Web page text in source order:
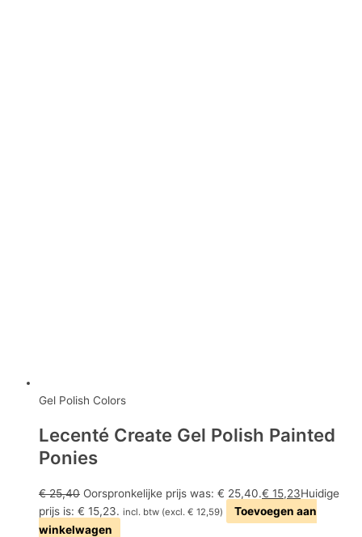
Gel Polish Colors
Lecenté Create Gel Polish Painted
Ponies
€25,40 Oorspronkelijke prijs was: € 25,40.€ 15,23Huidige
prijs is: € 15,23. incl. btw (excl. € 12,59)
Toevoegen aan
winkelwagen